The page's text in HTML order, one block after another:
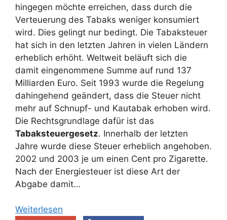
hingegen möchte erreichen, dass durch die
Verteuerung des Tabaks weniger konsumiert
wird. Dies gelingt nur bedingt. Die Tabaksteuer
hat sich in den letzten Jahren in vielen Ländern
erheblich erhöht. Weltweit beläuft sich die
damit eingenommene Summe auf rund 137
Milliarden Euro. Seit 1993 wurde die Regelung
dahingehend geändert, dass die Steuer nicht
mehr auf Schnupf- und Kautabak erhoben wird.
Die Rechtsgrundlage dafür ist das
Tabaksteuergesetz. Innerhalb der letzten
Jahre wurde diese Steuer erheblich angehoben.
2002 und 2003 je um einen Cent pro Zigarette.
Nach der Energiesteuer ist diese Art der
Abgabe damit…
Weiterlesen